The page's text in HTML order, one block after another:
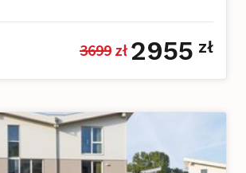
domowe
3699 zł 2955 zł